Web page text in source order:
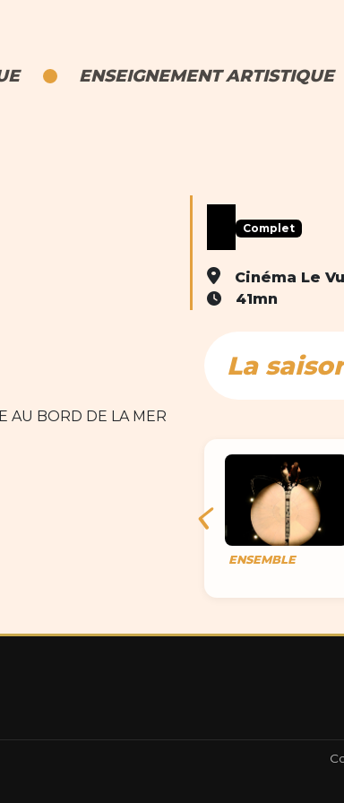
ENSEIGNEMENT ARTISTIQUE
AU BORD DE LA MER
Complet
Cinéma Le
41mn
La
ENSEMBLE